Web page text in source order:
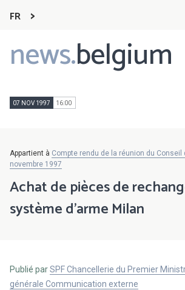
FR
news.belgium
Main
navigation
07 NOV 1997 16:00
Appartient à Compte rendu de la réunion du
novembre 1997
Achat de pièces de
système d'arme Milan
Publié parSPF Chancellerie du Premier
générale Communication externe